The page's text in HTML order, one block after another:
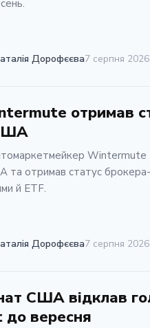
Дорофєєва7 серпня
отримав
Wintermute
та отримав статус
й ETF.
Дорофєєва7 серпня
США відклав
до вересня